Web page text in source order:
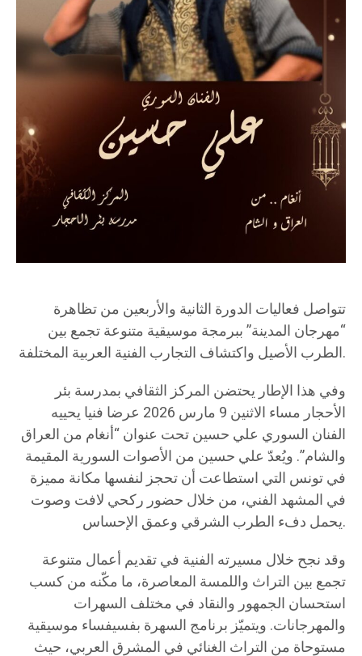
تتواصل فعاليات الدورة الثانية والأربعين من تظاهرة
“مهرجان المدينة” ببرمجة موسيقية متنوعة تجمع بين
الطرب الأصيل واكتشاف التجارب الفنية العربية المختلفة.
وفي هذا الإطار يحتضن المركز الثقافي بمدرسة بئر
الأحجار مساء الاثنين 9 مارس 2026 عرضا فنيا يحييه
الفنان السوري علي حسين تحت عنوان “أنغام من العراق
والشام”. ويُعدّ علي حسين من الأصوات السورية المقيمة
في تونس التي استطاعت أن تحجز لنفسها مكانة مميزة
في المشهد الفني، من خلال حضور ركحي لافت وصوت
يحمل دفء الطرب الشرقي وعمق الإحساس.
وقد نجح خلال مسيرته الفنية في تقديم أعمال متنوعة
تجمع بين التراث واللمسة المعاصرة، ما مكّنه من كسب
استحسان الجمهور والنقاد في مختلف السهرات
والمهرجانات. ويتميّز برنامج السهرة بفسيفساء موسيقية
مستوحاة من التراث الغنائي في المشرق العربي، حيث